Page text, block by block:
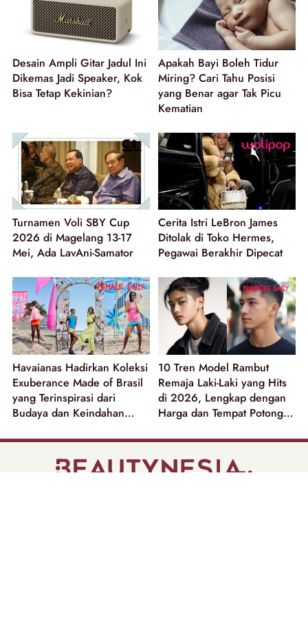
Desain Ampli Gitar Jadul Ini
Dikemas Jadi Speaker, Kok
Bisa Tetap Kekinian?
Apakah Bayi Boleh Tidur
Miring? Cari Tahu Posisi
yang Benar agar Tak Picu
Kematian
Turnamen Voli SBY Cup
2026 di Magelang 13-17
Mei, Ada LavAni-Samator
Cerita Istri LeBron James
Ditolak di Toko Hermes,
Pegawai Berakhir Dipecat
Havaianas Hadirkan Koleksi
Exuberance Made of Brasil
yang Terinspirasi dari
Budaya dan Keindahan
10 Tren Model Rambut
Remaja Laki-Laki yang Hits
di 2026, Lengkap dengan
Harga dan Tempat Potong